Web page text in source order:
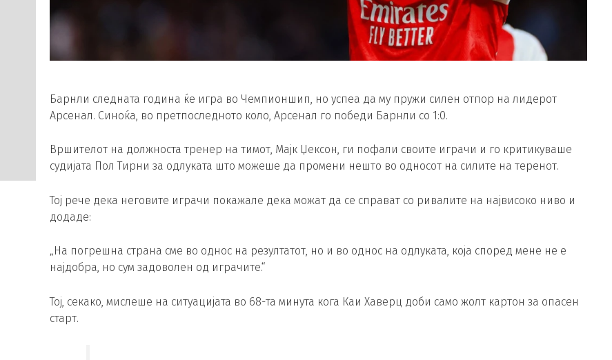
Барнли следната година ќе игра во Чемпионшип, но успеа да му пружи силен отпор на лидерот
Арсенал. Синоќа, во претпоследното коло, Арсенал го победи Барнли со 1:0.
Вршителот на должноста тренер на тимот, Мајк Џексон, ги пофали своите играчи и го критикуваше
судијата Пол Тирни за одлуката што можеше да промени нешто во односот на силите на теренот.
Тој рече дека неговите играчи покажале дека можат да се справат со ривалите на највисоко ниво и
додаде:
„На погрешна страна сме во однос на резултатот, но и во однос на одлуката, која според мене не е
најдобра, но сум задоволен од играчите.“
Тој, секако, мислеше на ситуацијата во 68-та минута кога Каи Хаверц доби само жолт картон за опасен
старт.